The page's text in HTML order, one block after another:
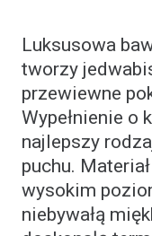
Luksusowa
tworzy
przewiewne
Wypełnienie o
najlepszy
puchu.
wysokim
niebywałą